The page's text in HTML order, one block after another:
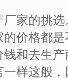
厂家的挑
的价格都
钱和去生
一样这般